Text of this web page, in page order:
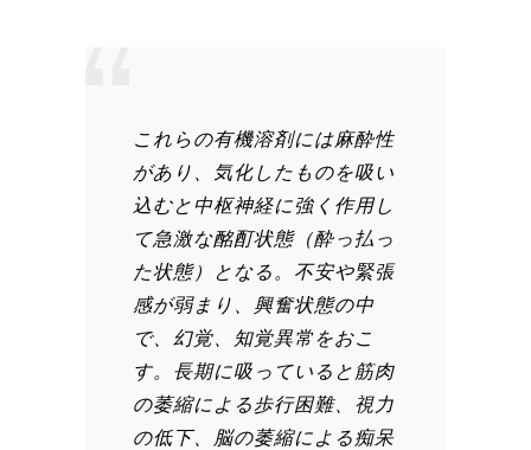
これらの有機溶剤には麻酔性
があり、気化したものを吸い
込むと中枢神経に強く作用し
て急激な酩酊状態（酔っ払っ
た状態）となる。不安や緊張
感が弱まり、興奮状態の中
で、幻覚、知覚異常をおこ
す。長期に吸っていると筋肉
の萎縮による歩行困難、視力
の低下、脳の萎縮による痴呆